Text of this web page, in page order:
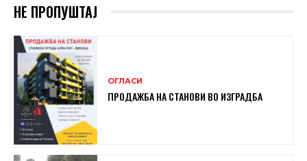
НЕ ПРОПУШТАЈ
ОГЛАСИ
ПРОДАЖБА НА СТАНОВИ ВО ИЗГРАДБА